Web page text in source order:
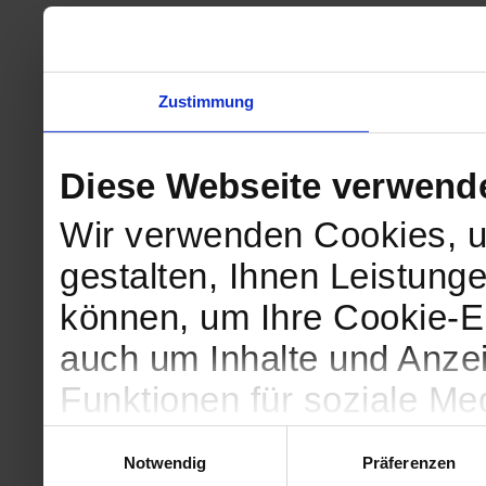
Zustimmung
Diese Webseite
Wir verwenden Cookies,
gestalten, Ihnen
können, um Ihre Cookie-
auch um Inhalte und
Funktionen für soziale
Notwendig
Präferenzen